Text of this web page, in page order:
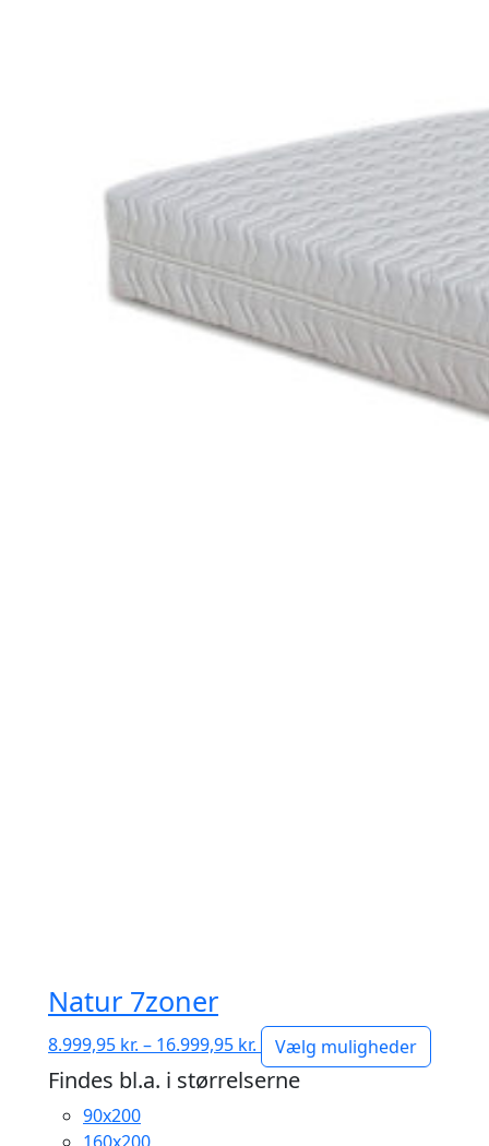
Natur 7zoner
8.999,95 kr. – 16.999,95 kr. Prisinterval:
8.999,95 kr.
til
Vælg muligheder
Findes bl.a. i størrelserne
90x200